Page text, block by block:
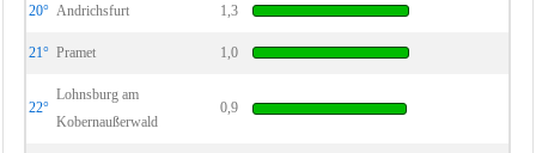
20° Andrichsfurt 1,3
21° Pramet 1,0
22°
Lohnsburg am
Kobernaußerwald
0,9